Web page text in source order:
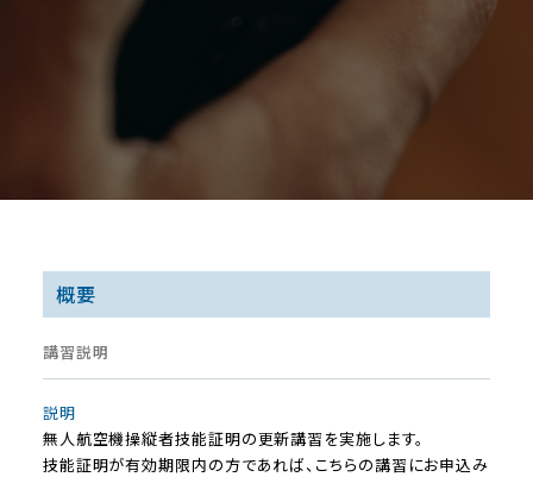
概要
講習説明
説明
無人航空機操縦者技能証明の更新講習を実施します。
技能証明が有効期限内の方であれば、こちらの講習にお申込み